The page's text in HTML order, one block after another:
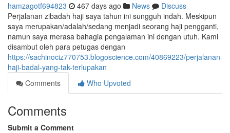
hamzagotf694823 467 days ago News
Discuss
Perjalanan zibadah haji saya tahun ini sungguh indah. Meskipun
saya merupakan/adalah/sedang menjadi seorang haji pengganti,
namun saya merasa bahagia pengalaman ini dengan utuh. Kami
disambut oleh para petugas dengan
https://sachinociz770753.blogoscience.com/40869223/perjalanan-
haji-badal-yang-tak-terlupakan
Comments
Who Upvoted
Comments
Submit a Comment